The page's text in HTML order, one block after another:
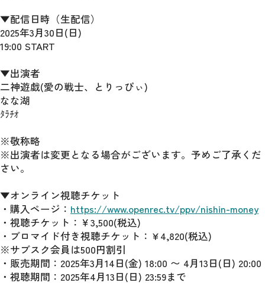
▼配信日時（生配信）
2025年3月30日(日)
19:00 START
▼出演者
二神遊戯(愛の戦士、とりっぴぃ)
なな湖
ﾀﾗﾁｵ
※敬称略
※出演者は変更となる場合がございます。予めご了承くだ
さい。
▼オンライン視聴チケット
・購入ページ： https://www.openrec.tv/ppv/nishin-money
・視聴チケット：￥3,500(税込)
・ブロマイド付き視聴チケット：¥4,820(税込)
※サブスク会員は500円割引
・販売期間：2025年3月14日(金) 18:00 〜 4月13日(日) 20:00
・視聴期間：2025年4月13日(日) 23:59まで